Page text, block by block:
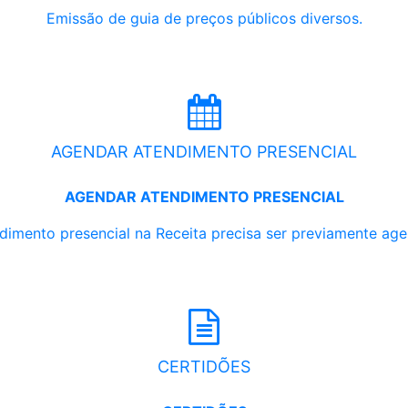
Emissão de guia de preços públicos diversos.
AGENDAR ATENDIMENTO PRESENCIAL
AGENDAR ATENDIMENTO PRESENCIAL
presencial na Receita precisa ser previamente
CERTIDÕES